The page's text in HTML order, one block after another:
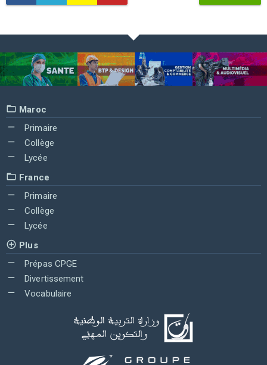
Maroc
Primaire
Collège
Lycée
France
Primaire
Collège
Lycée
Plus
Prépas CPGE
Divertissement
Vocabulaire